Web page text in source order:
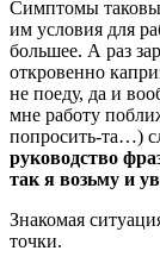
Симптомы таковы
им условия для
большее. А раз
откровенно
не поеду, да и
мне работу
попросить-та…)
руководство
так я возьму и
Знакомая
точки.